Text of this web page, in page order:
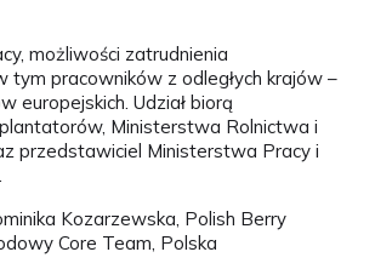
możliwości zatrudnienia
tym pracowników z odległych krajów –
europejskich. Udział biorą
Ministerstwa Rolnictwa i
przedstawiciel Ministerstwa Pracy i
Kozarzewska, Polish Berry
Core Team, Polska